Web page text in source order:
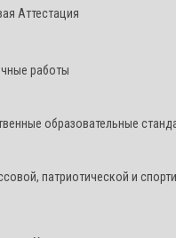
Аттестация
работы
образовательные
патриотической и